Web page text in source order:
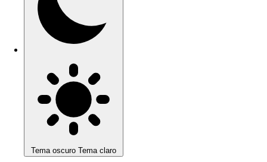
Tema oscuro Tema claro